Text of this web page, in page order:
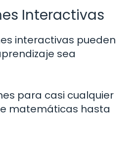
Interactivas
interactivas pueden
sea
para casi cualquier
matemáticas hasta